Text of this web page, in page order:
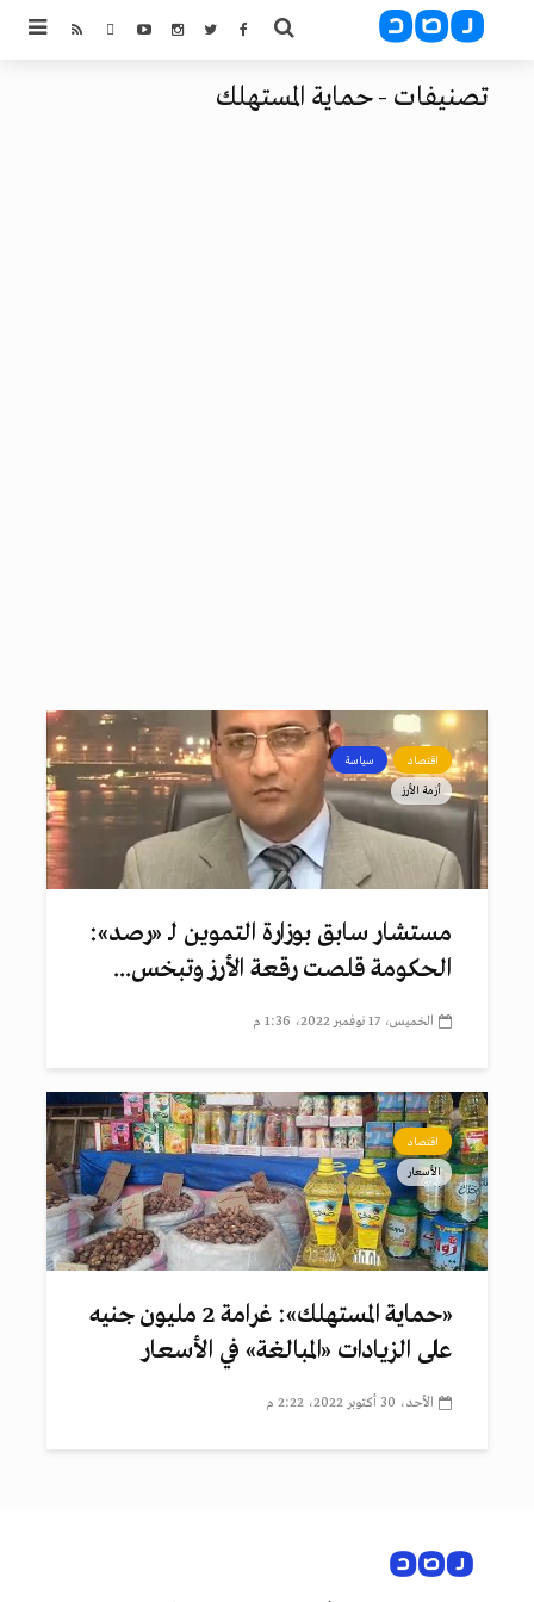
تصنيفات - حماية المستهلك
اقتصاد سياسة
أزمة الأرز
مستشار سابق بوزارة التموين لـ «رصد»:
الحكومة قلصت رقعة الأرز وتبخس...
الخميس، 17 نوفمبر 2022، 1:36 م
اقتصاد
الأسعار
«حماية المستهلك»: غرامة 2 مليون جنيه
على الزيادات «المبالغة» في الأسعار
الأحد، 30 أكتوبر 2022، 2:22 م